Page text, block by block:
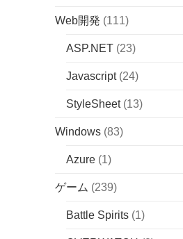
Web開発 (111)
ASP.NET (23)
Javascript(24)
StyleSheet(13)
Windows (83)
Azure (1)
ゲーム (239)
Battle Spirits (1)